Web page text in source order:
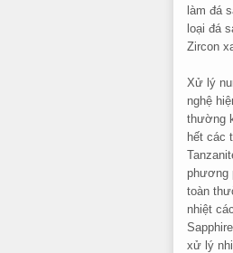
làm đá
loại đá
Zircon
Xử lý
nghệ
thường
hết các
phương
toàn
nhiệt
xử lý